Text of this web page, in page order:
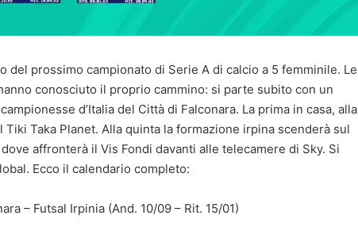
del prossimo campionato di Serie A di calcio a 5 femminile. Le
conosciuto il proprio cammino: si parte subito con un
d’Italia del Città di Falconara. La prima in casa, alla
Taka Planet. Alla quinta la formazione irpina scenderà sul
affronterà il Vis Fondi davanti alle telecamere di Sky. Si
Ecco il calendario completo:
– Futsal Irpinia (And. 10/09 – Rit. 15/01)